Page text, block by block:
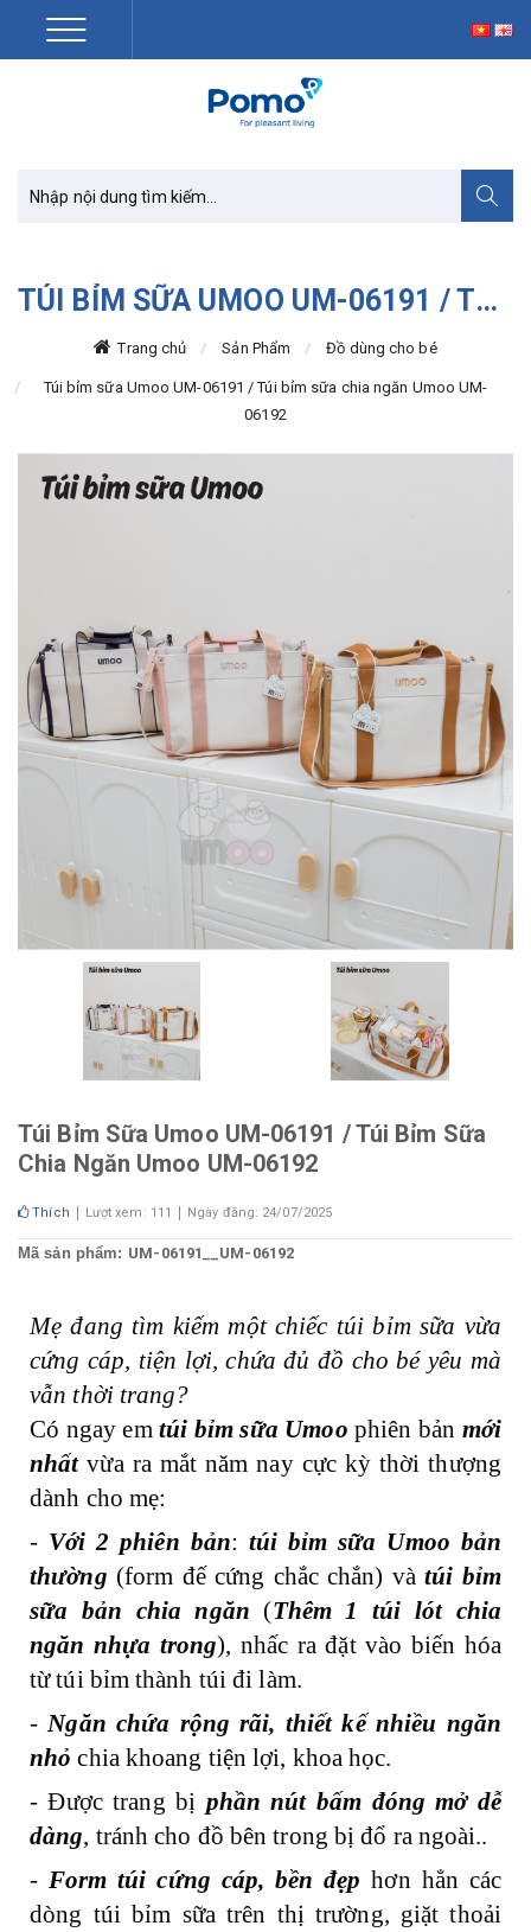
TÚI BỈM SỮA UMOO UM-06191 / TÚI BỈM SỮA CHIA NGĂN UMOO UM-06192
Trang chủ Sản Phẩm Đồ dùng cho bé
Túi bỉm sữa Umoo UM-06191 / Túi bỉm sữa chia ngăn Umoo UM-
06192
Túi Bỉm Sữa Umoo UM-06191 / Túi Bỉm Sữa
Chia Ngăn Umoo UM-06192
Thích Lượt xem: 111 Ngày đăng: 24/07/2025
Mã sản phẩm: UM-06191__UM-06192
Mẹ đang tìm kiếm một chiếc túi bỉm sữa vừa
cứng cáp, tiện lợi, chứa đủ đồ cho bé yêu mà
vẫn thời trang?
Có ngay emtúi bỉm sữa Umoo phiên bản mới
nhấtvừa ra mắt năm nay cực kỳ thời thượng
dành cho mẹ:
- Với 2 phiên bản: túi bỉm sữa Umoo bản
thường (form đế cứng chắc chắn) vàtúi bỉm
sữa bản chia ngăn (Thêm 1 túi lót chia
ngăn nhựa trong), nhấc ra đặt vào biến hóa
từ túi bỉm thành túi đi làm.
- Ngăn chứa rộng rãi, thiết kế nhiều ngăn
nhỏ chia khoang tiện lợi, khoa học.
- Được trang bị phần nút bấm đóng mở dễ
dàng, tránh cho đồ bên trong bị đổ ra ngoài..
- Form túi cứng cáp, bền đẹp hơn hẳn các
dòng túi bỉm sữa trên thị trường, giặt thoải